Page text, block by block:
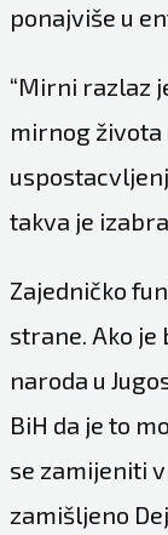
ponajviše u
“Mirni razlaz
mirnog života
takva je
Zajedničko
strane. Ako
naroda u
BiH da je to
se zamijeniti
zamišljeno